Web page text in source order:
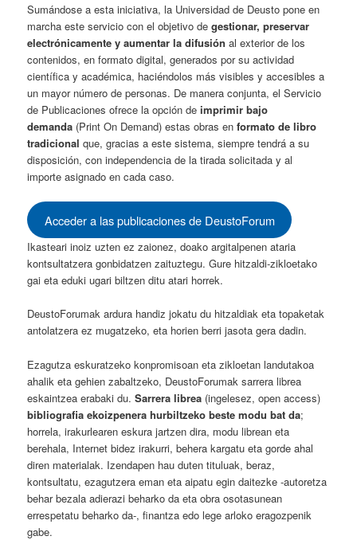
Sumándose a esta iniciativa, la Universidad de Deusto pone en
marcha este servicio con el objetivo de gestionar, preservar
electrónicamente y aumentar la difusión al exterior de los
contenidos, en formato digital, generados por su actividad
científica y académica, haciéndolos más visibles y accesibles a
un mayor número de personas. De manera conjunta, el Servicio
de Publicaciones ofrece la opción de imprimir bajo
demanda (Print On Demand) estas obras enformato de libro
tradicional que, gracias a este sistema, siempre tendrá a su
disposición, con independencia de la tirada solicitada y al
importe asignado en cada caso.
Acceder a las publicaciones de DeustoForum
Ikasteari inoiz uzten ez zaionez, doako argitalpenen ataria
kontsultatzera gonbidatzen zaituztegu. Gure hitzaldi-zikloetako
gai eta eduki ugari biltzen ditu atari horrek.
DeustoForumak ardura handiz jokatu du hitzaldiak eta topaketak
antolatzera ez mugatzeko, eta horien berri jasota gera dadin.
Ezagutza eskuratzeko konpromisoan eta zikloetan landutakoa
ahalik eta gehien zabaltzeko, DeustoForumak sarrera librea
eskaintzea erabaki du.Sarrera librea (ingelesez, open access)
bibliografia ekoizpenera hurbiltzeko beste modu bat da;
horrela, irakurlearen eskura jartzen dira, modu librean eta
berehala, Internet bidez irakurri, behera kargatu eta gorde ahal
diren materialak. Izendapen hau duten tituluak, beraz,
kontsultatu, ezagutzera eman eta aipatu egin daitezke -autoretza
behar bezala adierazi beharko da eta obra osotasunean
errespetatu beharko da-, finantza edo lege arloko eragozpenik
gabe.